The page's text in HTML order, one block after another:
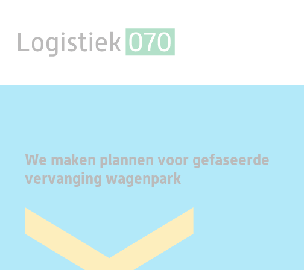
We maken plannen voor gefaseerde
vervanging wagenpark